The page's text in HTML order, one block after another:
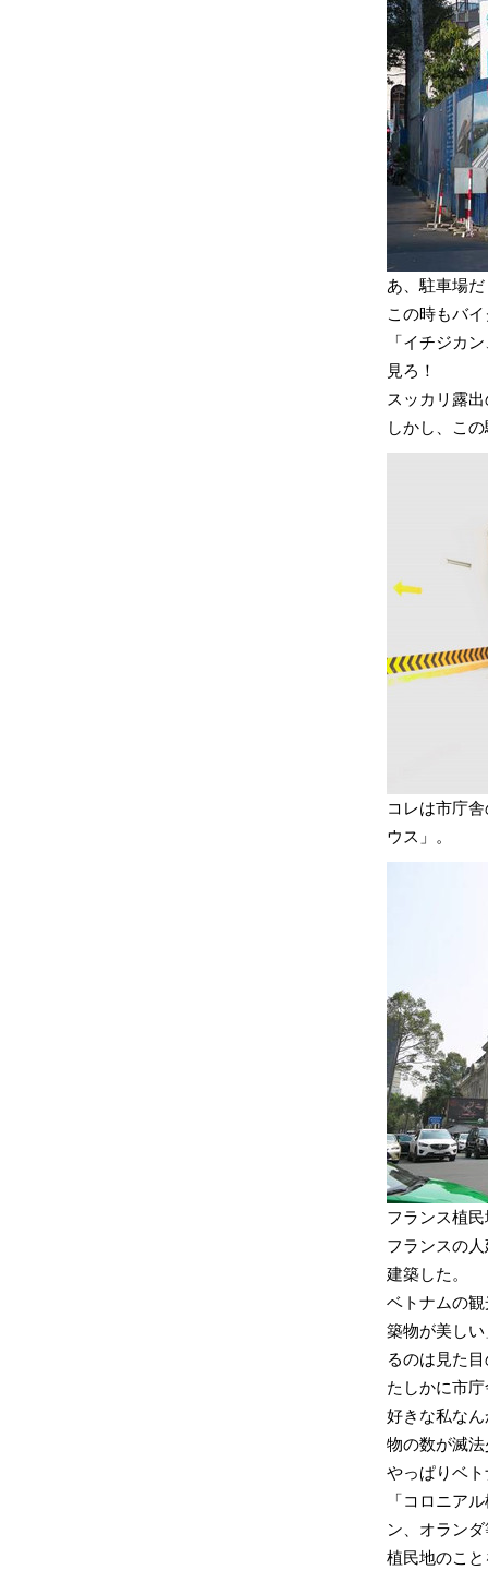
あ、駐車場だ
この時もバ
「イチジカ
見ろ！
スッカリ露
しかし、こ
コレは市庁
ウス」。
フランス植
フランスの
建築した。
ベトナムの
築物が美し
るのは見た
たしかに市
好きな私な
物の数が滅
やっぱりベ
「コロニア
ン、オラン
植民地のこ